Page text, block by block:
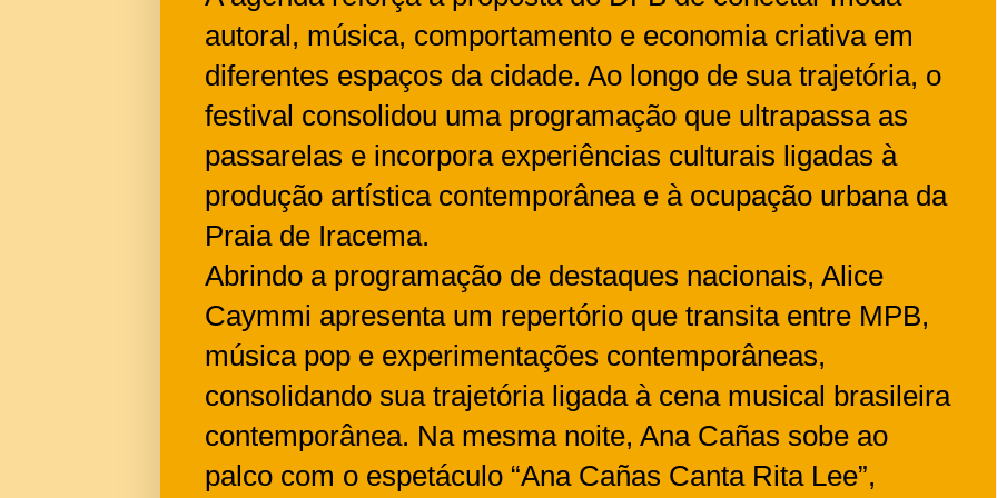
autoral, música, comportamento e economia criativa em
diferentes espaços da cidade. Ao longo de sua trajetória, o
festival consolidou uma programação que ultrapassa as
passarelas e incorpora experiências culturais ligadas à
produção artística contemporânea e à ocupação urbana da
Praia de Iracema.
Abrindo a programação de destaques nacionais, Alice
Caymmi apresenta um repertório que transita entre MPB,
música pop e experimentações contemporâneas,
consolidando sua trajetória ligada à cena musical brasileira
contemporânea. Na mesma noite, Ana Cañas sobe ao
palco com o espetáculo “Ana Cañas Canta Rita Lee”,